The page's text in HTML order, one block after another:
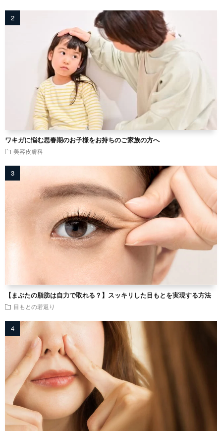
ワキガに悩む思春期のお子様をお持ちのご家族の方へ
美容皮膚科
【まぶたの脂肪は自力で取れる？】スッキリした目もとを実現する方法
目もとの若返り